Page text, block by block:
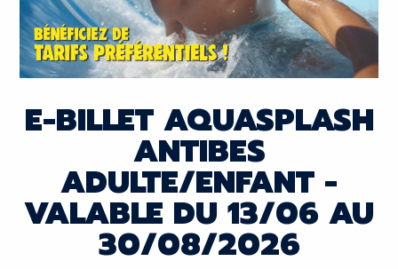
E-BILLET AQUASPLASH
ANTIBES
ADULTE/ENFANT -
VALABLE DU 13/06 AU
30/08/2026